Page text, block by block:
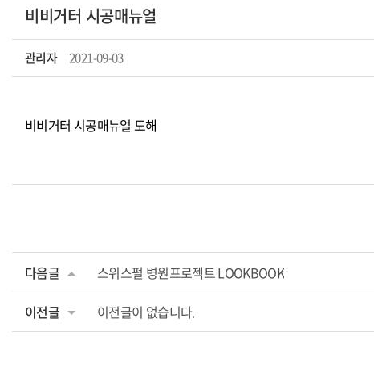
비비거터 시공매뉴얼
관리자 2021-09-03
비비거터 시공매뉴얼 도해
다음글 스위스펄 병원프로젝트 LOOKBOOK
이전글 이전글이 없습니다.